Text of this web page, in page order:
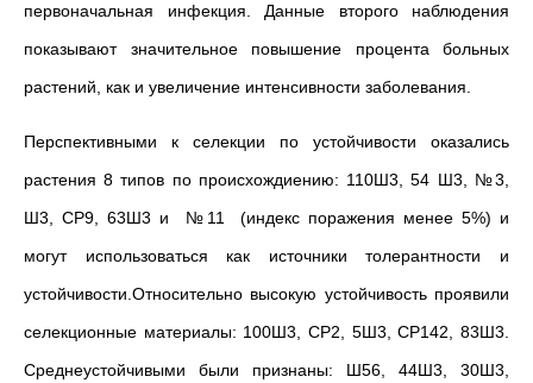
первоначальная инфекция. Данные второго наблюдения
показывают значительное повышение процента больных
растений, как и увеличение интенсивности заболевания.
Перспективными к селекции по устойчивости оказались
растения 8 типов по происхождиению: 110Ш3, 54 Ш3, №3,
Ш3, СР9, 63Ш3 и №11 (индекс поражения менее 5%) и
могут использоваться как источники толерантности и
устойчивости.Относительно высокую устойчивость проявили
селекционные материалы: 100Ш3, СР2, 5Ш3, СР142, 83Ш3.
Среднеустойчивыми были признаны: Ш56, 44Ш3, 30Ш3,